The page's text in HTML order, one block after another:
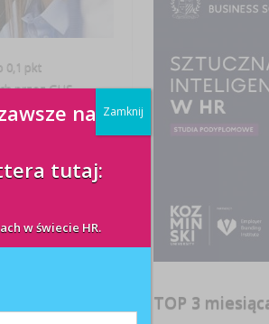
0,1 pkt
przez GUS
TOP 3
na
tutaj:
w świecie HR.
Zamknij